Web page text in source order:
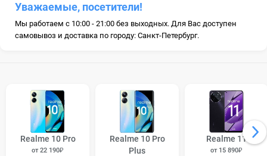
Уважаемые, посетители!
Мы работаем с 10:00 - 21:00 без выходных. Для Вас доступен
самовывоз и доставка по городу: Санкт-Петербург.
Realme 10 Pro
от 22 190₽
Realme 10 Pro
Plus
Realme 11
от 15 890₽